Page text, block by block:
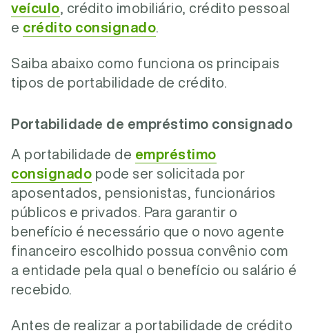
veículo , crédito imobiliário, crédito pessoal
e crédito consignado
Saiba abaixo como funciona os principais
tipos de portabilidade de crédito.
Portabilidade de empréstimo consignado
A portabilidade de empréstimo
consignado pode ser solicitada por
aposentados, pensionistas, funcionários
públicos e privados. Para garantir o
benefício é necessário que o novo agente
financeiro escolhido possua convênio com
a entidade pela qual o benefício ou salário é
recebido.
Antes de realizar a portabilidade de crédito